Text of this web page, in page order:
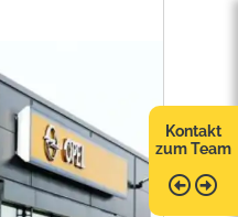
Kontakt
zum Team